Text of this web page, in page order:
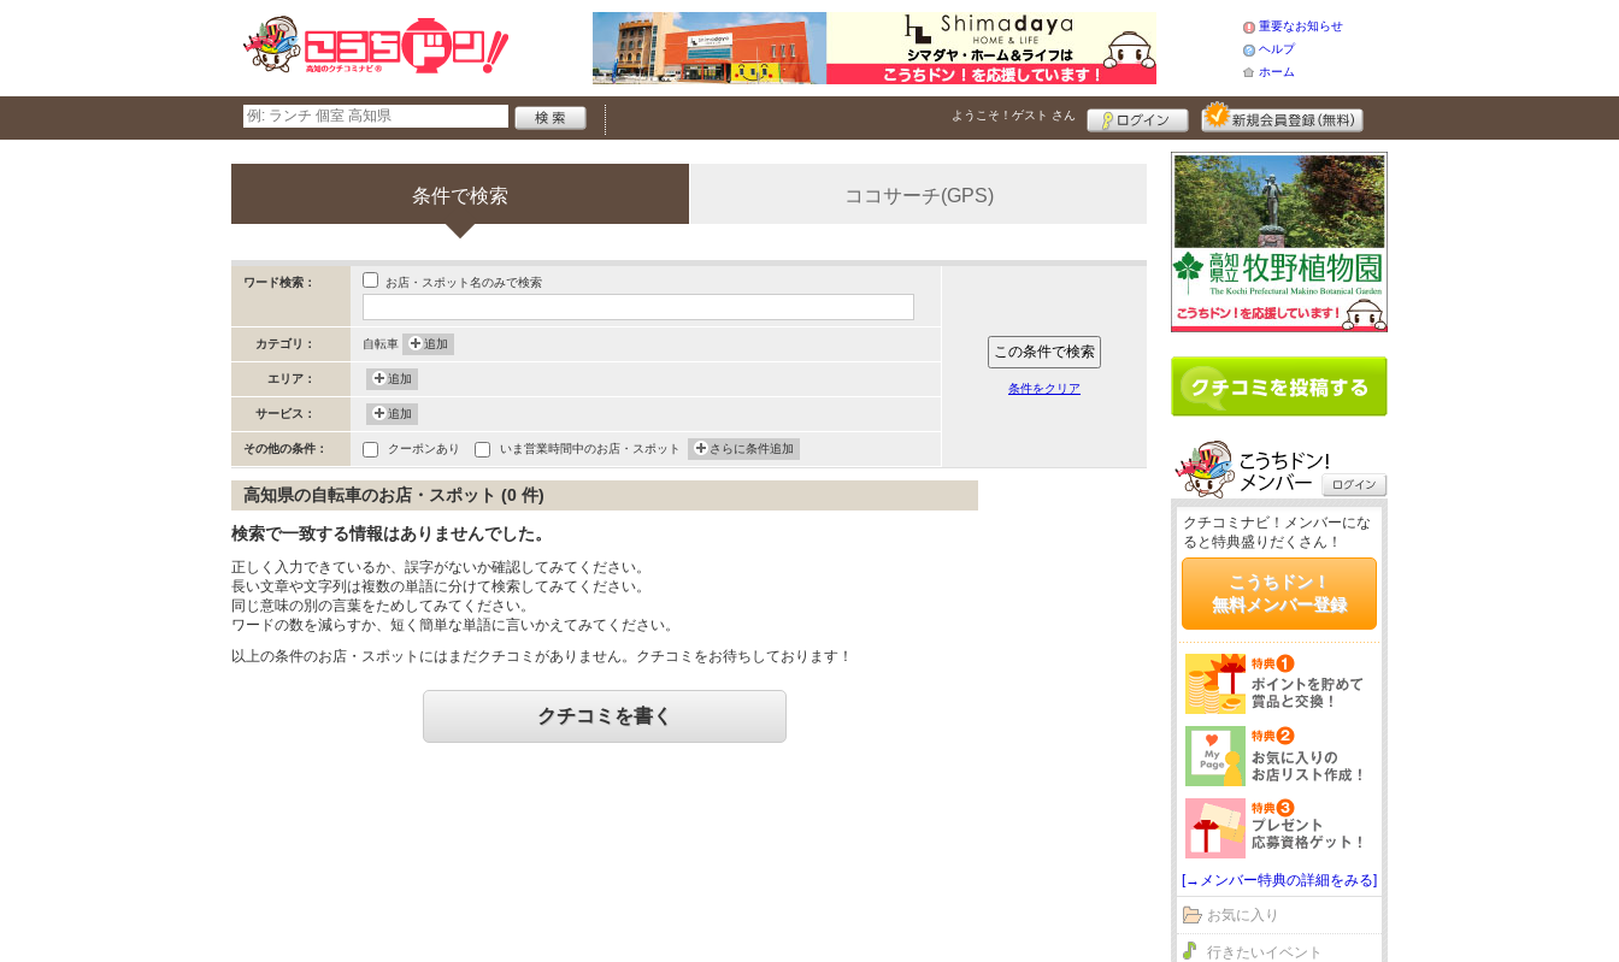
重要なお知らせ
ヘルプ
ホーム
ようこそ！ ゲスト さん
条件で検索 ココサーチ(GPS)
ワード検索： お店・スポット名のみで検索
カテゴリ： 自転車 追加
エリア： 追加
サービス： 追加
その他の条件： クーポンあり いま営業時間中のお店・スポット さらに条件追加
条件をクリア
高知県の自転車のお店・スポット (0 件)
検索で一致する情報はありませんでした。
正しく入力できているか、誤字がないか確認してみてください。
長い文章や文字列は複数の単語に分けて検索してみてください。
同じ意味の別の言葉をためしてみてください。
ワードの数を減らすか、短く簡単な単語に言いかえてみてください。
以上の条件のお店・スポットにはまだクチコミがありません。クチコミをお待ちしております！
クチコミを書く
クチコミナビ！メンバーにな
ると特典盛りだくさん！
こうちドン！
無料メンバー登録
[→メンバー特典の詳細をみる]
お気に入り
行きたいイベント